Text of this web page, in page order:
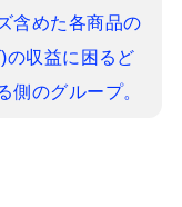
含めた各商品の
の収益に困るど
側のグループ。